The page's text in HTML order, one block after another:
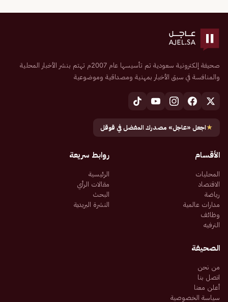
صحيفة إلكترونية سعودية تم تأسيسها عام 2007م تهتم بنشر الأخبار المحلية
والمنافسة في سبق الأخبار بمهنية ومصداقية وموضوعية
★اجعل «عاجل» مصدرك المفضل في قوقل
الأقسام
المحليات
الاقتصاد
رياضة
مدارات عالمية
وظائف
الترفيه
روابط سريعة
الرئيسية
مقالات الرأي
البحث
النشرة البريدية
الصحيفة
من نحن
اتصل بنا
أعلن معنا
سياسة الخصوصية